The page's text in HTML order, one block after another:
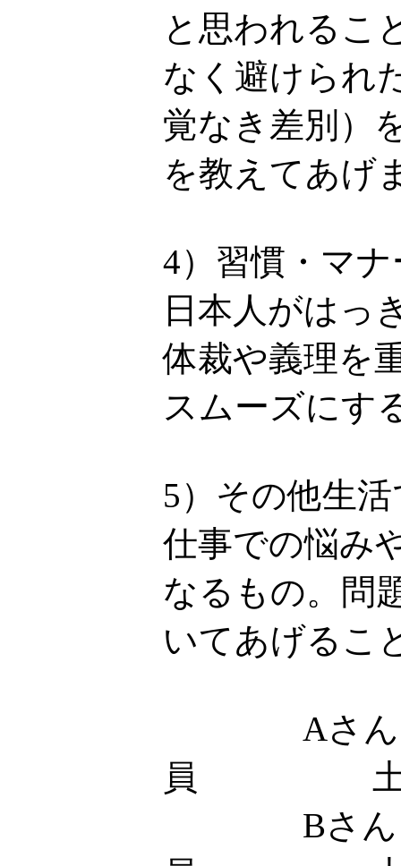
と思われるこ
なく避けられ
覚なき差別）
を教えてあげ
4）習慣・マ
日本人がはっ
体裁や義理を
スムーズにす
5）その他生
仕事での悩み
なるもの。問
いてあげるこ
Aさん
員 土
Bさん